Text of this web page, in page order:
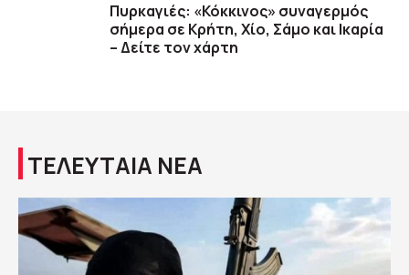
Πυρκαγιές: «Κόκκινος» συναγερμός
σήμερα σε Κρήτη, Χίο, Σάμο και Ικαρία
– Δείτε τον χάρτη
ΤΕΛΕΥΤΑΙΑ ΝΕΑ